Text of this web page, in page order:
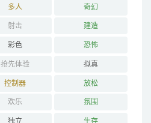
多人 奇幻
射击 建造
彩色 恐怖
抢先体验 拟真
控制器 放松
欢乐 氛围
独立 生存